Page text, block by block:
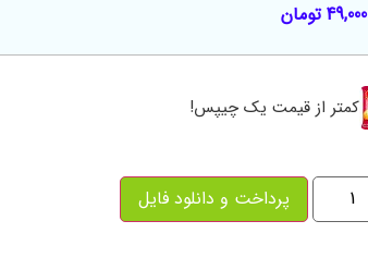
49,000 تومان
کمتر از قیمت یک چیپس!
پرداخت و دانلود فایل